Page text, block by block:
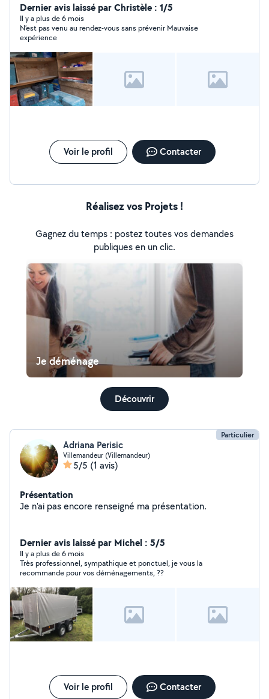
Dernier avis laissé par Christèle : 1/5
Il y a plus de 6 mois
N’est pas venu au rendez-vous sans prévenir Mauvaise
expérience
Voir le profil Contacter
Réalisez vos Projets !
Gagnez du temps : postez toutes vos demandes
publiques en un clic.
Je déménage
Découvrir
Particulier
Adriana Perisic
Villemandeur (Villemandeur)
5/5 (1 avis)
Présentation
Je n'ai pas encore renseigné ma présentation.
Dernier avis laissé par Michel : 5/5
Il y a plus de 6 mois
Très professionnel, sympathique et ponctuel, je vous la
recommande pour vos déménagements, ??
Voir le profil Contacter